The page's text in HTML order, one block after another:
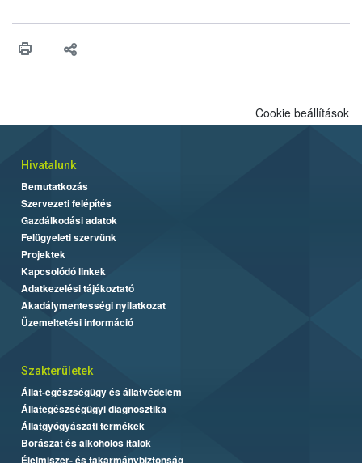
vonni az ebek viselkedésének megítélésében jártas szakértőt.
Cookie beállítások
Hivatalunk
Bemutatkozás
Szervezeti felépítés
Gazdálkodási adatok
Felügyeleti szervünk
Projektek
Kapcsolódó linkek
Adatkezelési tájékoztató
Akadálymentességi nyilatkozat
Üzemeltetési információ
Szakterületek
Állat-egészségügy és állatvédelem
Állategészségügyi diagnosztika
Állatgyógyászati termékek
Borászat és alkoholos italok
Élelmiszer- és takarmánybiztonság